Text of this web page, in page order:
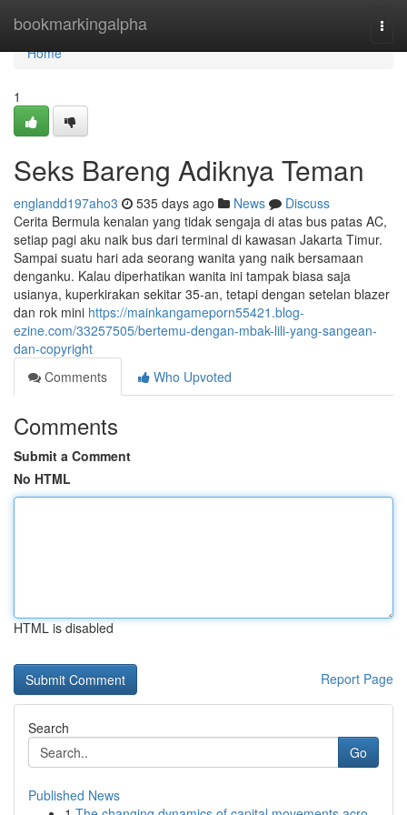
bookmarkingalpha
Home
Home
1
Seks Bareng Adiknya Teman
englandd197aho3 535 days ago News
Discuss
Cerita Bermula kenalan yang tidak sengaja di atas bus patas AC,
setiap pagi aku naik bus dari terminal di kawasan Jakarta Timur.
Sampai suatu hari ada seorang wanita yang naik bersamaan
denganku. Kalau diperhatikan wanita ini tampak biasa saja
usianya, kuperkirakan sekitar 35-an, tetapi dengan setelan blazer
dan rok mini https://mainkangameporn55421.blog-
ezine.com/33257505/bertemu-dengan-mbak-lili-yang-sangean-
dan-copyright
Comments
Who Upvoted
Comments
Submit a Comment
No HTML
HTML is disabled
Report Page
Search
Go
Published News